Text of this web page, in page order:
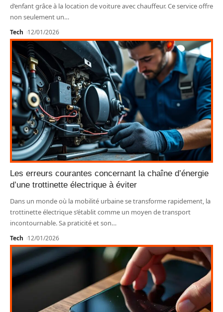
d’enfant grâce à la location de voiture avec chauffeur. Ce service offre
non seulement un…
Tech 12/01/2026
Les erreurs courantes concernant la chaîne d’énergie
d’une trottinette électrique à éviter
Dans un monde où la mobilité urbaine se transforme rapidement, la
trottinette électrique s’établit comme un moyen de transport
incontournable. Sa praticité et son…
Tech 12/01/2026